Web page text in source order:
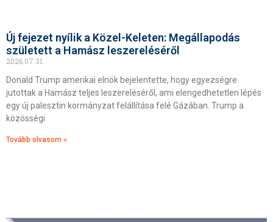
Új fejezet nyílik a Közel-Keleten: Megállapodás
született a Hamász leszereléséről
2026.07.31.
Donald Trump amerikai elnök bejelentette, hogy egyezségre
jutottak a Hamász teljes leszereléséről, ami elengedhetetlen lépés
egy új palesztin kormányzat felállítása felé Gázában. Trump a
közösségi
Tovább olvasom »